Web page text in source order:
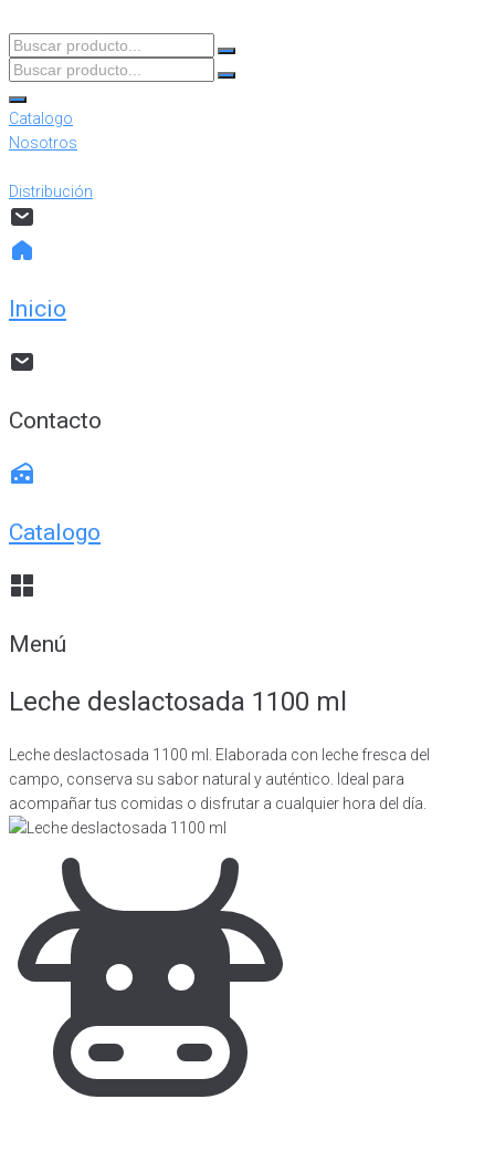
Buscar
producto...
Buscar
producto...
Catalogo
Nosotros
Distribución
Inicio
Contacto
Catalogo
Menú
Leche deslactosada 1100 ml
Leche deslactosada 1100 ml. Elaborada con leche fresca del
campo, conserva su sabor natural y auténtico. Ideal para
acompañar tus comidas o disfrutar a cualquier hora del día.